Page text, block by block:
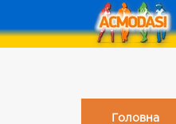
Головна